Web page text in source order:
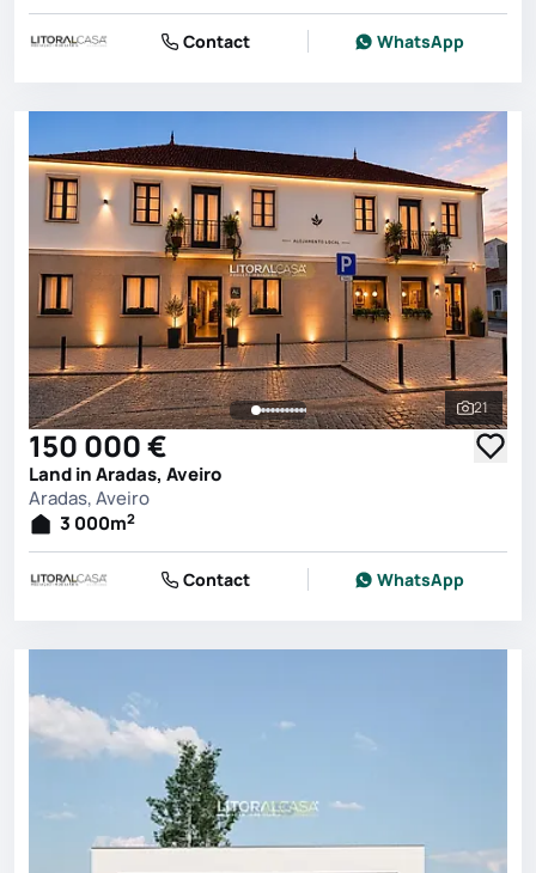
Contact WhatsApp
See all
21
150 000 €
Land in Aradas, Aveiro
Aradas, Aveiro
3 000m2
Contact WhatsApp